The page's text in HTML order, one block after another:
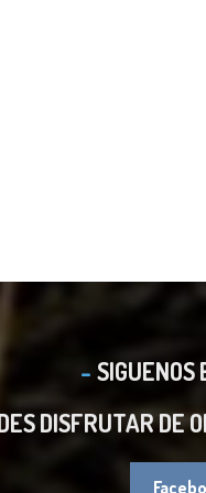
SIGUENOS
DISFRUTAR DE